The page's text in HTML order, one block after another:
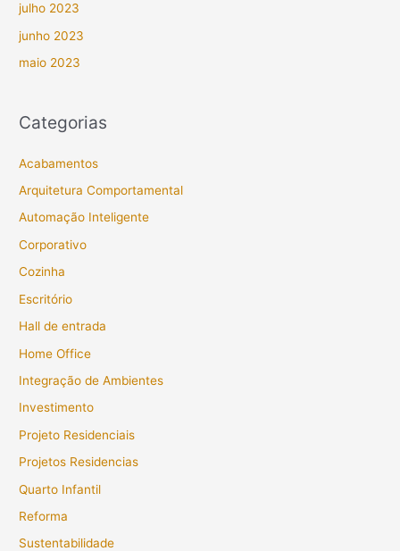
julho 2023
junho 2023
maio 2023
Categorias
Acabamentos
Arquitetura Comportamental
Automação Inteligente
Corporativo
Cozinha
Escritório
Hall de entrada
Home Office
Integração de Ambientes
Investimento
Projeto Residenciais
Projetos Residencias
Quarto Infantil
Reforma
Sustentabilidade